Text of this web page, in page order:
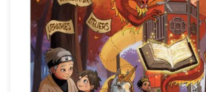
Samedi 22 NovembreDe 14h30 à 17hau
fontaine au roi , place Marek Edelman ,
chaque année, nous serons présentes avec
Livres au Salon LIRE EN DÉLIRE !